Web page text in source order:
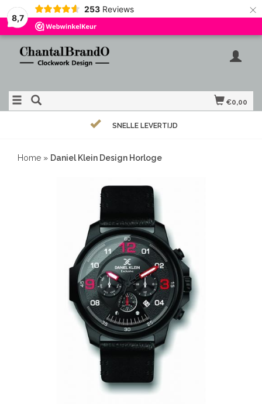
8,7
253 Reviews ×
€0,00
SNELLE LEVERTIJD
Home » Daniel Klein Design Horloge